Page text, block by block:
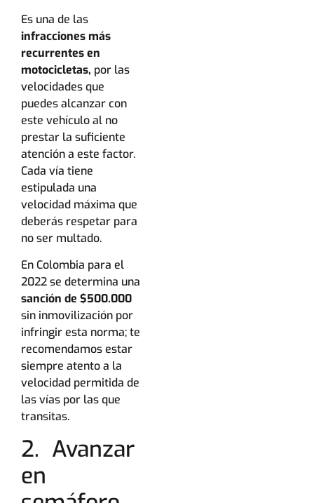
Es una de las
infracciones más
recurrentes en
motocicletas, por las
velocidades que
puedes alcanzar con
este vehículo al no
prestar la suficiente
atención a este factor.
Cada vía tiene
estipulada una
velocidad máxima que
deberás respetar para
no ser multado.
En Colombia para el
2022 se determina una
sanción de $500.000
sin inmovilización por
infringir esta norma; te
recomendamos estar
siempre atento a la
velocidad permitida de
las vías por las que
transitas.
2. Avanzar
en